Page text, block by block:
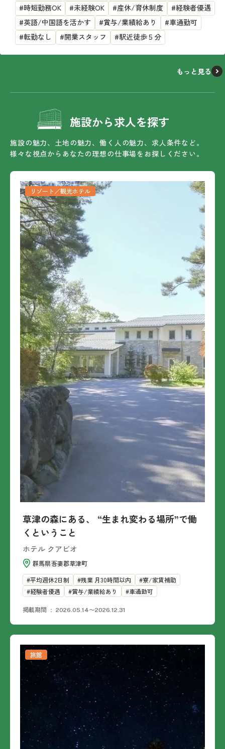
#時短勤務OK
#未経験OK #産休/育休制度
#経験者優遇
#英語/中国語を活かす
#賞与/業績給あり
#車通勤可
#転勤なし
#開業スタッフ #駅近徒歩５分
もっと見る
施設から求人を探す
施設の魅力、土地の魅力、働く人の魅力、求人条件など。
様々な視点からあなたの理想の仕事場をお探しください。
リゾート／観光ホテル
草津の森にある、 “生まれ変わる場所”で働
くということ
ホテル クアビオ
群馬県吾妻郡草津町
平均週休2日制
残業 月30時間以内
寮/家賃補助
経験者優遇
賞与/業績給あり 車通勤可
掲載期間 2026.05.14〜2026.12.31
旅館